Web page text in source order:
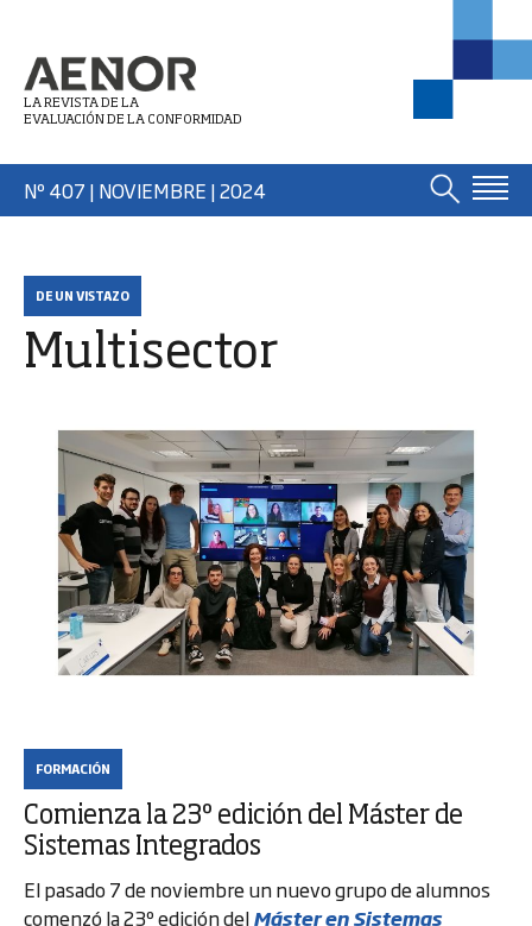
LA REVISTA DE LA
EVALUACIÓN DE LA CONFORMIDAD
Nº 407 | NOVIEMBRE | 2024
DE UN VISTAZO
Multisector
FORMACIÓN
Comienza la 23º edición del Máster de
Sistemas Integrados
El pasado 7 de noviembre un nuevo grupo de alumnos
comenzó la 23º edición delMáster en Sistemas